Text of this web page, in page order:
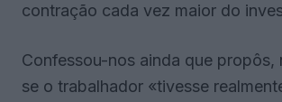
contração cada vez maior do
Confessou-nos ainda que propôs,
se o trabalhador «tivesse